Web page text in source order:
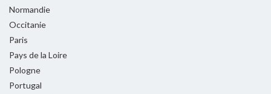
Normandie
Occitanie
Paris
Pays de la Loire
Pologne
Portugal